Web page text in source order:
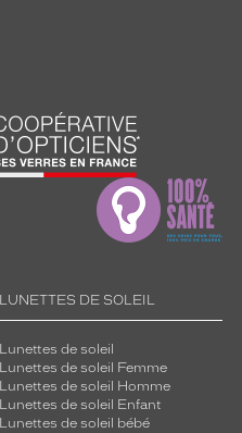
LUNETTES DE SOLEIL
Lunettes de soleil
Lunettes de soleil Femme
Lunettes de soleil Homme
Lunettes de soleil Enfant
Lunettes de soleil bébé